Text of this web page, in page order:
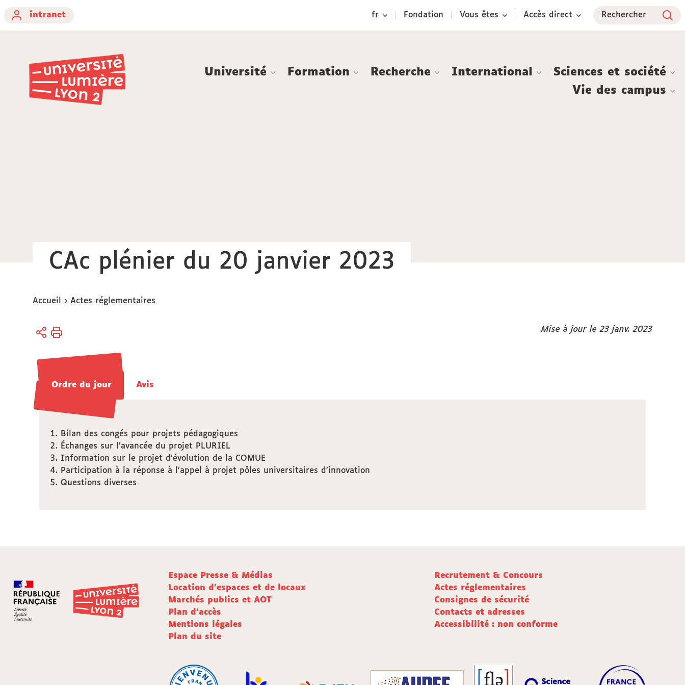
intranet
fr Fondation Vous êtes Accès direct Rechercher
Université Formation Recherche International
Sciences et société
Vie des campus
CAc plénier du 20 janvier 2023
Vous
ici :
Accueil Actes réglementaires
Mise à jour le 23 janv. 2023
Ordre du jour
Ordre du jour Avis
Avis
Bilan des congés pour projets pédagogiques
Échanges sur l’avancée du projet PLURIEL
Information sur le projet d’évolution de la COMUE
Participation à la réponse à l’appel à projet pôles universitaires d’innovation
Questions diverses
Espace Presse & Médias
Recrutement & Concours
Location d'espaces et de locaux
Actes réglementaires
Marchés publics et AOT
Consignes de sécurité
Plan d'accès
Contacts et adresses
Mentions légales
Accessibilité : non conforme
Plan du site